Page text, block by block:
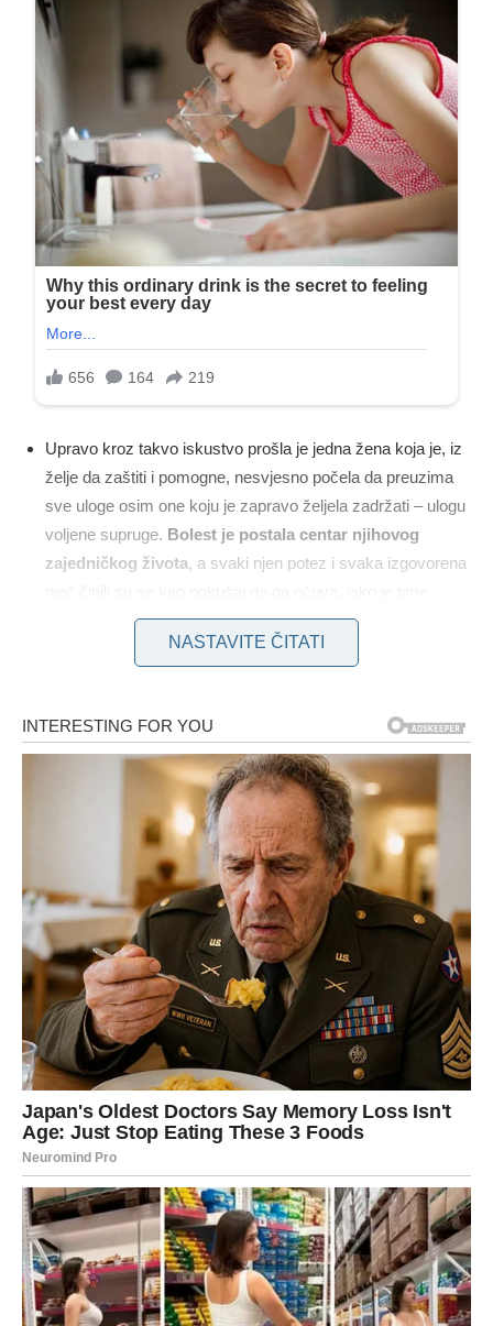
Upravo kroz takvo iskustvo prošla je jedna žena koja je, iz
želje da zaštiti i pomogne, nesvjesno počela da preuzima
sve uloge osim one koju je zapravo željela zadržati – ulogu
voljene supruge. Bolest je postala centar njihovog
zajedničkog života, a svaki njen potez i svaka izgovorena
ponekad gušila njegovu potrebu da ostane dostojanstven i
mijenjaju. Pitanja poput “Jesi li uzeo lijek?”, “Nemoj tako sjediti”
ili “Pojedi sve što sam ti spremila” postala su dio
svakodnevnice. Njen trud da mu olakša život bio je
istovremeno i pokušaj da preuzme kontrolu. Tek kasnije je
shvatila da je muž, uprkos bolesti, i dalje želio biti onaj isti
čovjek koji donosi odluke, izražava svoje mišljenje i osjeća se
kao partner, a ne kao dijete.Shvatanje da ga tretira više kao
sina nego kao muža bilo je bolno, ali i oslobađajuće
spoznanje.
Kako je bolest napredovala, sve više je brige padalo na
njena leđa. U početku joj se oslanjao na rame dok ustaje,
ali ubrzo je postao potpuno nepokretan. Ona ga je hranila,
kupala, mijenjala pelene i danonoćno pazila da mu ništa ne
nedostaje. To je bilo emotivno razorno – gubitak supruga u
ulozi partnera, a dobitak osobe potpuno zavisne od nje,
donosio je beskrajnu tugu. Najteži su bili trenuci kada je u
njegovim očima vidjela stid dok je ovisio o njenoj pomoći.
Ipak, i kroz suze i nemoć, njihova povezanost nije prestajala
postojati. Jednom joj je rekao: “Najteže mi je što ne mogu da te
NASTAVITE ČITATI